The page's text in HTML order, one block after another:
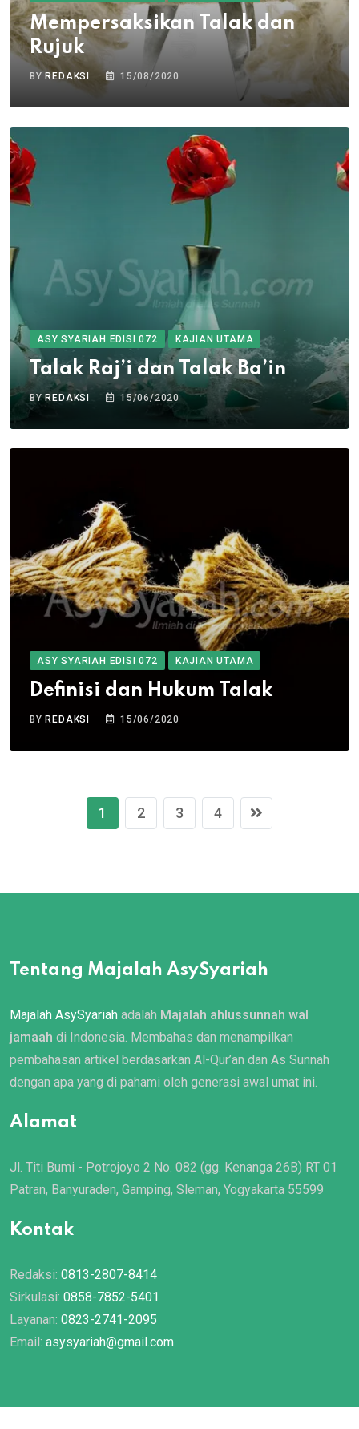
Mempersaksikan Talak dan
Rujuk
BYREDAKSI 15/08/2020
ASY SYARIAH EDISI 072 KAJIAN UTAMA
Talak Raj’i dan Talak Ba’in
BYREDAKSI 15/06/2020
ASY SYARIAH EDISI 072 KAJIAN UTAMA
Definisi dan Hukum Talak
BY REDAKSI 15/06/2020
1 2 3 4
Tentang Majalah AsySyariah
Majalah AsySyariah adalah Majalah ahlussunnah wal
jamaah di Indonesia. Membahas dan menampilkan
pembahasan artikel berdasarkan Al-Qur’an dan As Sunnah
dengan apa yang di pahami oleh generasi awal umat ini.
Alamat
Jl. Titi Bumi - Potrojoyo 2 No. 082 (gg. Kenanga 26B) RT 01
Patran, Banyuraden, Gamping, Sleman, Yogyakarta 55599
Kontak
Redaksi: 0813-2807-8414
Sirkulasi: 0858-7852-5401
Layanan: 0823-2741-2095
Email: asysyariah@gmail.com